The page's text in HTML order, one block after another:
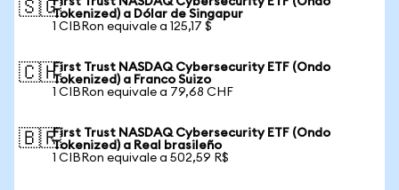
🇸🇬Tokenized) a Dólar de Singapur
1 CIBRon equivale a 125,17 $
🇨🇭First Trust NASDAQ Cybersecurity ETF (Ondo
Tokenized) a Franco Suizo
1 CIBRon equivale a 79,68 CHF
🇧🇷First Trust NASDAQ Cybersecurity ETF (Ondo
Tokenized) a Real brasileño
1 CIBRon equivale a 502,59 R$